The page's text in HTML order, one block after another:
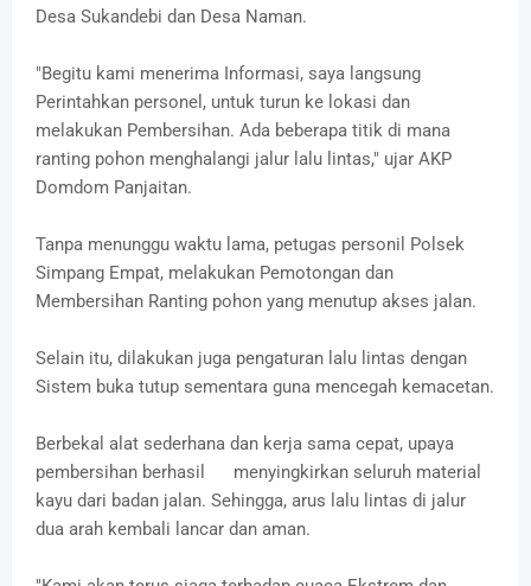
Desa Sukandebi dan Desa Naman.
"Begitu kami menerima Informasi, saya langsung
Perintahkan personel, untuk turun ke lokasi dan
melakukan Pembersihan. Ada beberapa titik di mana
ranting pohon menghalangi jalur lalu lintas," ujar AKP
Domdom Panjaitan.
Tanpa menunggu waktu lama, petugas personil Polsek
Simpang Empat, melakukan Pemotongan dan
Membersihan Ranting pohon yang menutup akses jalan.
Selain itu, dilakukan juga pengaturan lalu lintas dengan
Sistem buka tutup sementara guna mencegah kemacetan.
Berbekal alat sederhana dan kerja sama cepat, upaya
pembersihan berhasil menyingkirkan seluruh material
kayu dari badan jalan. Sehingga, arus lalu lintas di jalur
dua arah kembali lancar dan aman.